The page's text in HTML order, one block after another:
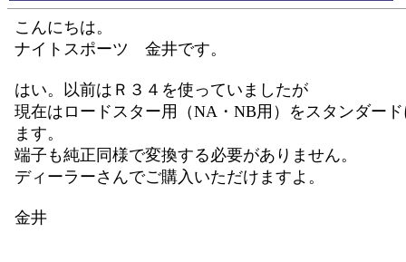
こんにちは。
ナイトスポーツ 金井です。
はい。以前はＲ３４を使っていましたが
現在はロードスター用（NA・NB用）をスタンダー
ます。
端子も純正同様で変換する必要がありません。
ディーラーさんでご購入いただけますよ。
金井